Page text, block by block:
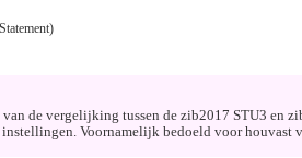
de vergelijking tussen de zib2017 STU3 en
instellingen. Voornamelijk bedoeld voor